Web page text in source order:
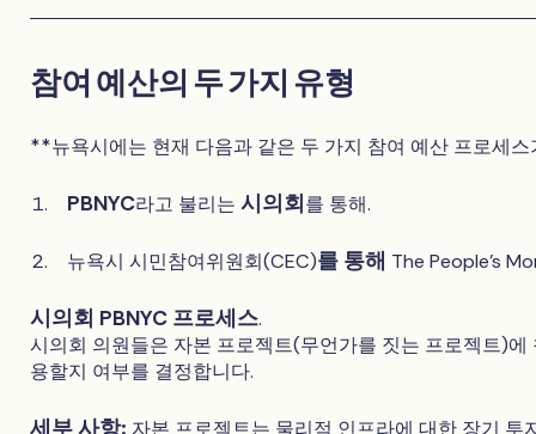
참여 예산의 두 가지 유형
**뉴욕시에는 현재 다음과 같은 두 가지 참여 예산 프로세스
PBNYC라고 불리는시의회 를 통해.
뉴욕시 시민참여위원회(CEC)를 통해 The People's
시의회 PBNYC 프로세스.
시의회 의원들은 자본 프로젝트(무언가를 짓는 프로젝트)
용할지 여부를 결정합니다.
세부 사항: 자본 프로젝트는 물리적 인프라에 대한 장기 투